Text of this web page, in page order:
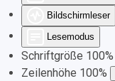
Bildschirmleser
Lesemodus
Schriftgröße 100%
Zeilenhöhe 100%